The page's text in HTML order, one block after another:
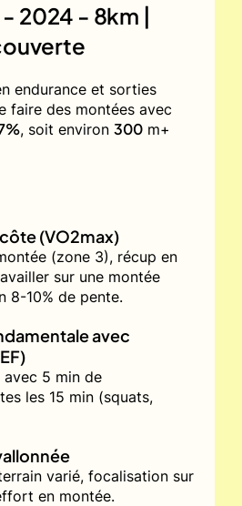
2024 - 8km |
endurance et sorties
faire des montées avec
, soit environ 300 m+
(VO2max)
(zone 3), récup en
sur une montée
8-10% de pente.
avec
avec 5 min de
les 15 min (squats,
varié, focalisation sur
en montée.